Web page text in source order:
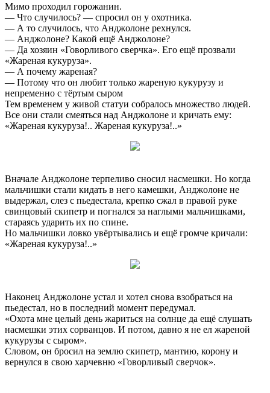
Мимо проходил горожанин.
— Что случилось? — спросил он у охотника.
— А то случилось, что Анджолоне рехнулся.
— Анджолоне? Какой ещё Анджолоне?
— Да хозяин «Говорливого сверчка». Его ещё прозвали
«Жареная кукуруза».
— А почему жареная?
— Потому что он любит только жареную кукурузу и
непременно с тёртым сыром
Тем временем у живой статуи собралось множество людей.
Все они стали смеяться над Анджолоне и кричать ему:
«Жареная кукуруза!.. Жареная кукуруза!..»
Вначале Анджолоне терпеливо сносил насмешки. Но когда
мальчишки стали кидать в него камешки, Анджолоне не
выдержал, слез с пьедестала, крепко сжал в правой руке
свинцовый скипетр и погнался за наглыми мальчишками,
стараясь ударить их по спине.
Но мальчишки ловко увёртывались и ещё громче кричали:
«Жареная кукуруза!..»
Наконец Анджолоне устал и хотел снова взобраться на
пьедестал, но в последний момент передумал.
«Охота мне целый день жариться на солнце да ещё слушать
насмешки этих сорванцов. И потом, давно я не ел жареной
кукурузы с сыром».
Словом, он бросил на землю скипетр, мантию, корону и
вернулся в свою харчевню «Говорливый сверчок».